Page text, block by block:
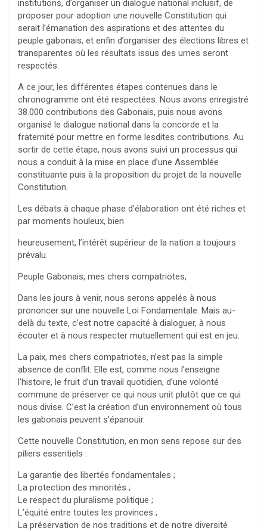
institutions, d’organiser un dialogue national inclusif, de
proposer pour adoption une nouvelle Constitution qui
serait l’émanation des aspirations et des attentes du
peuple gabonais, et enfin d’organiser des élections libres et
transparentes où les résultats issus des urnes seront
respectés.
A ce jour, les différentes étapes contenues dans le
chronogramme ont été respectées. Nous avons enregistré
38.000 contributions des Gabonais, puis nous avons
organisé le dialogue national dans la concorde et la
fraternité pour mettre en forme lesdites contributions. Au
sortir de cette étape, nous avons suivi un processus qui
nous a conduit à la mise en place d’une Assemblée
constituante puis à la proposition du projet de la nouvelle
Constitution.
Les débats à chaque phase d’élaboration ont été riches et
par moments houleux, bien
heureusement, l’intérêt supérieur de la nation a toujours
prévalu.
Peuple Gabonais, mes chers compatriotes,
Dans les jours à venir, nous serons appelés à nous
prononcer sur une nouvelle Loi Fondamentale. Mais au-
delà du texte, c’est notre capacité à dialoguer, à nous
écouter et à nous respecter mutuellement qui est en jeu.
La paix, mes chers compatriotes, n’est pas la simple
absence de conflit. Elle est, comme nous l’enseigne
l’histoire, le fruit d’un travail quotidien, d’une volonté
commune de préserver ce qui nous unit plutôt que ce qui
nous divise. C’est la création d’un environnement où tous
les gabonais peuvent s’épanouir.
Cette nouvelle Constitution, en mon sens repose sur des
piliers essentiels :
La garantie des libertés fondamentales ;
La protection des minorités ;
Le respect du pluralisme politique ;
L’équité entre toutes les provinces ;
La préservation de nos traditions et de notre diversité